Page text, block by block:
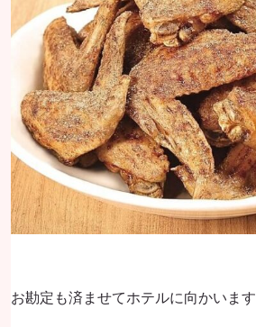
お勘定も済ませてホテルに向かいます